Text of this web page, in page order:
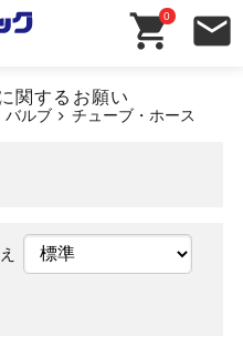
関するお願い
0
バルブ チューブ・ホース